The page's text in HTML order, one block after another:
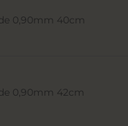
0,90mm 40cm
0,90mm 42cm